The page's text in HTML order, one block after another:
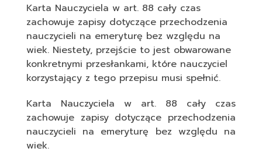
Karta Nauczyciela w art. 88 cały czas
zachowuje zapisy dotyczące przechodzenia
nauczycieli na emeryturę bez względu na
wiek. Niestety, przejście to jest obwarowane
konkretnymi przesłankami, które nauczyciel
korzystający z tego przepisu musi spełnić.
Karta Nauczyciela w art. 88 cały czas
zachowuje zapisy dotyczące przechodzenia
nauczycieli na emeryturę bez względu na
wiek.